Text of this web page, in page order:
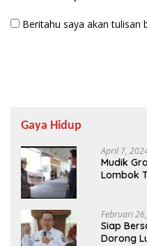
Beritahu saya akan tulisan
Gaya Hidup
April 7,
Mudik
Lombok
Februari
Siap
Dorong